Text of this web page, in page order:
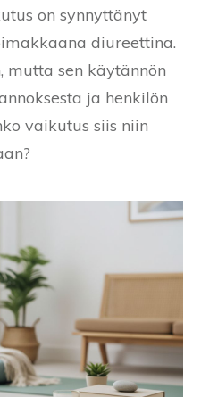
on synnyttänyt
diureettina.
mutta sen käytännön
ja henkilön
vaikutus siis niin